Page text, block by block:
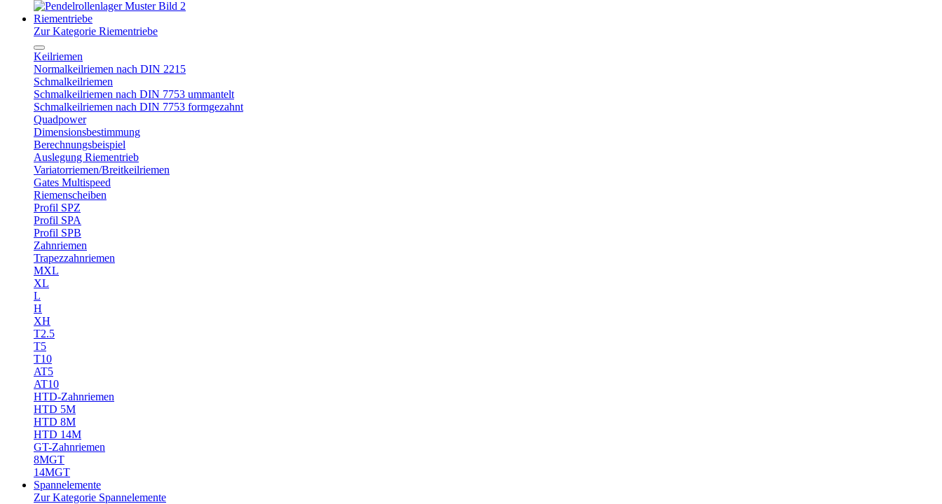
Riementriebe
Zur Kategorie Riementriebe
Keilriemen
Normalkeilriemen nach DIN 2215
Schmalkeilriemen
Schmalkeilriemen nach DIN 7753 ummantelt
Schmalkeilriemen nach DIN 7753 formgezahnt
Quadpower
Dimensionsbestimmung
Berechnungsbeispiel
Auslegung Riementrieb
Variatorriemen/Breitkeilriemen
Gates Multispeed
Riemenscheiben
Profil SPZ
Profil SPA
Profil SPB
Zahnriemen
Trapezzahnriemen
MXL
XL
L
H
XH
T2.5
T5
T10
AT5
AT10
HTD-Zahnriemen
HTD 5M
HTD 8M
HTD 14M
GT-Zahnriemen
8MGT
14MGT
Spannelemente
Zur Kategorie Spannelemente